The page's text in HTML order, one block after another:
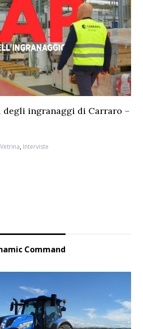
degli ingranaggi di Carraro –
, Interviste
Command